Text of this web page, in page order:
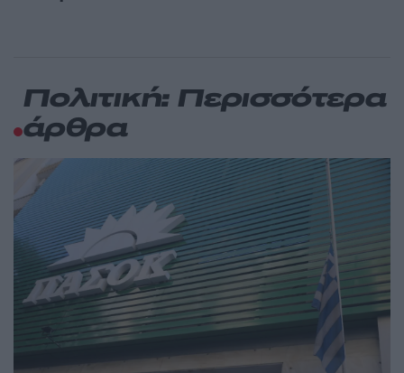
Πολιτική: Περισσότερα
άρθρα